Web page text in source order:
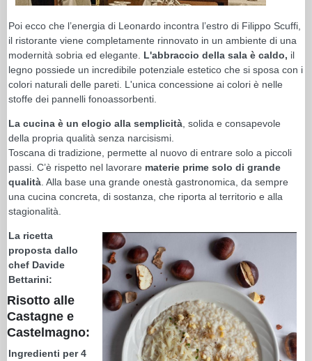
Poi ecco che l’energia di Leonardo incontra l’estro di Filippo Scuffi,
il ristorante viene completamente rinnovato in un ambiente di una
modernità sobria ed elegante. L'abbraccio della sala è caldo, il
legno possiede un incredibile potenziale estetico che si sposa con i
colori naturali delle pareti. L'unica concessione ai colori è nelle
stoffe dei pannelli fonoassorbenti.
La cucina è un elogio alla semplicità , solida e consapevole
della propria qualità senza narcisismi.
Toscana di tradizione, permette al nuovo di entrare solo a piccoli
passi. C’è rispetto nel lavorare materie prime solo di grande
qualità . Alla base una grande onestà gastronomica, da sempre
una cucina concreta, di sostanza, che riporta al territorio e alla
stagionalità.
La ricetta
proposta dallo
chef Davide
Bettarini:
Risotto alle
Castagne e
Castelmagno:
Ingredienti per 4